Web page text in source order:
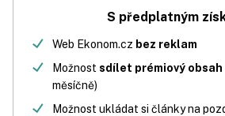
S předplatným
Web Ekonom.cz bez reklam
Možnost sdílet prémiový obsah
měsíčně)
Možnost ukládat si články na